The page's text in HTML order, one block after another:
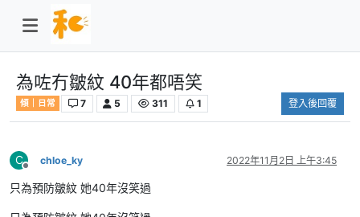
為咗冇皺紋 40年都唔笑
傾｜日常 7 5 311 1 登入後回覆
C
離線
chloe_ky 2022年11月2日 上午3:45
只為預防皺紋 她40年沒笑過